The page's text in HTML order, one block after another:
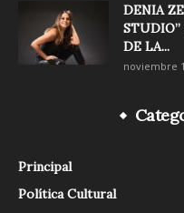
DENIA
STUDIO”
DE LA...
noviembre
Principal
Política Cultural